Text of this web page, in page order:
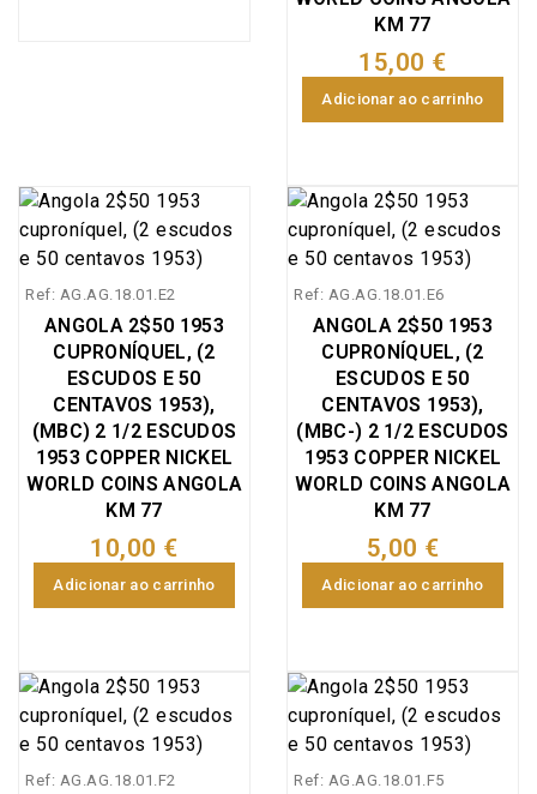
KM 77
15,00 €
Adicionar ao carrinho
Ref: AG.AG.18.01.E2
ANGOLA 2$50 1953
CUPRONÍQUEL, (2
ESCUDOS E 50
CENTAVOS 1953),
(MBC) 2 1/2 ESCUDOS
1953 COPPER NICKEL
WORLD COINS ANGOLA
KM 77
10,00 €
Adicionar ao carrinho
Ref: AG.AG.18.01.E6
ANGOLA 2$50 1953
CUPRONÍQUEL, (2
ESCUDOS E 50
CENTAVOS 1953),
(MBC-) 2 1/2 ESCUDOS
1953 COPPER NICKEL
WORLD COINS ANGOLA
KM 77
5,00 €
Adicionar ao carrinho
Ref: AG.AG.18.01.F2 Ref: AG.AG.18.01.F5